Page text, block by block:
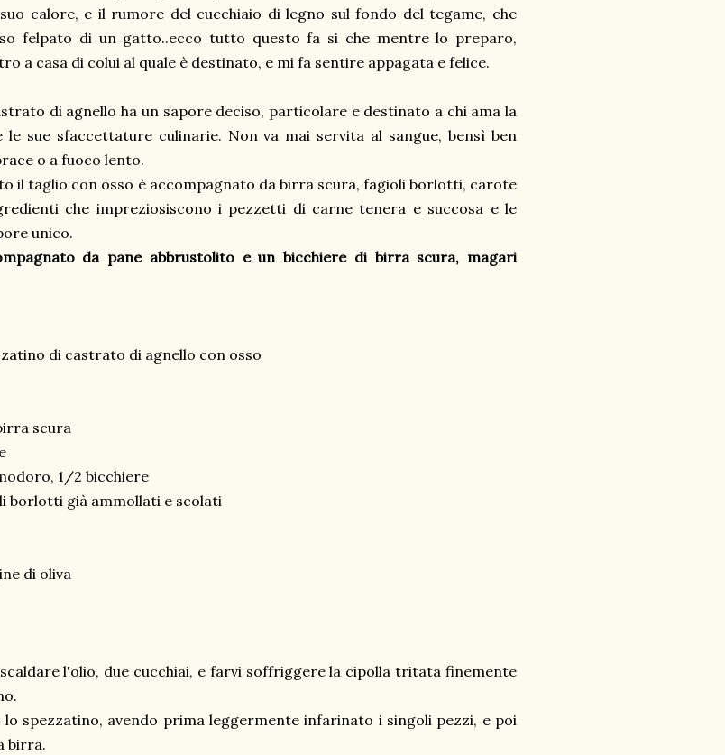
calore, e il rumore del cucchiaio di legno sul fondo del tegame, che
felpato di un gatto..ecco tutto questo fa si che mentre lo preparo,
a casa di colui al quale è destinato, e mi fa sentire appagata e felice.
di agnello ha un sapore deciso, particolare e destinato a chi ama la
sue sfaccettature culinarie. Non va mai servita al sangue, bensì ben
o a fuoco lento.
il taglio con osso è accompagnato da birra scura, fagioli borlotti, carote
che impreziosiscono i pezzetti di carne tenera e succosa e le
unico.
da pane abbrustolito e un bicchiere di birra scura, magari
di castrato di agnello con osso
scura
1/2 bicchiere
borlotti già ammollati e scolati
di oliva
l'olio, due cucchiai, e farvi soffriggere la cipolla tritata finemente
lo spezzatino, avendo prima leggermente infarinato i singoli pezzi, e poi
birra.